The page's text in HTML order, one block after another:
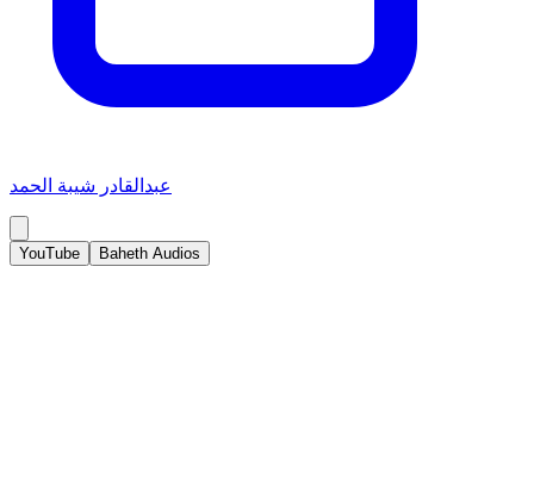
عبدالقادر شيبة الحمد
YouTube Baheth Audios